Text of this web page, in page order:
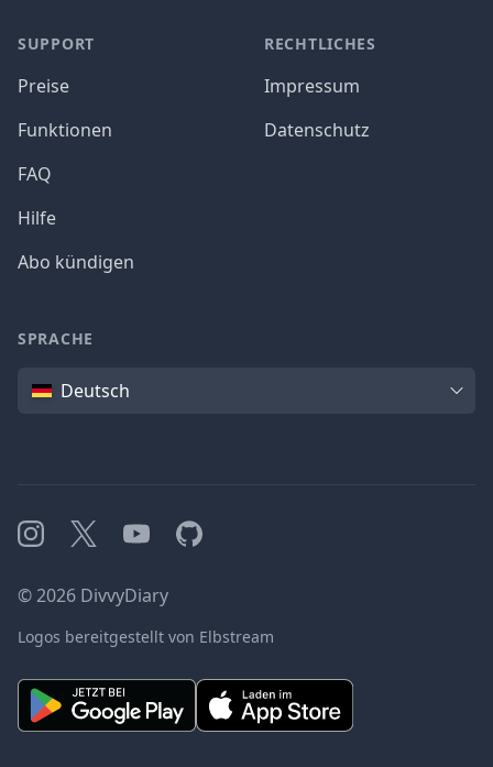
SUPPORT
Preise
Funktionen
FAQ
Hilfe
Abo kündigen
RECHTLICHES
Impressum
Datenschutz
SPRACHE
SpracheDeutsch
Instagram
X YouTubeGitHub
©2026 DivvyDiary
Logos bereitgestellt von Elbstream